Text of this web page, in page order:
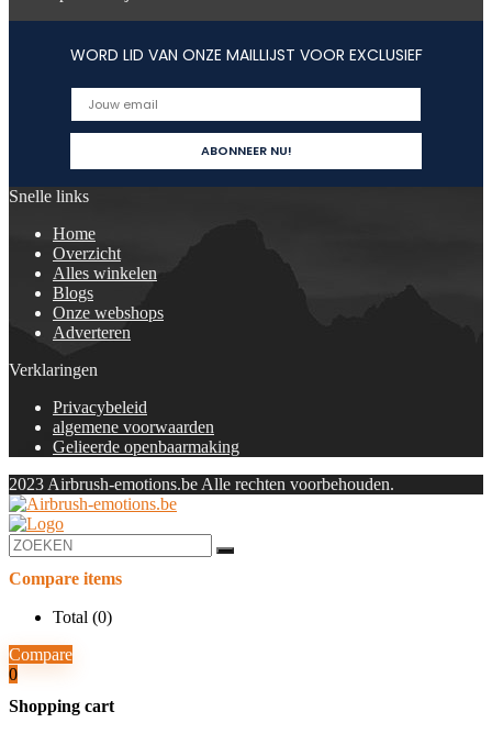
WORD LID VAN ONZE MAILLIJST VOOR EXCLUSIEF
Snelle links
Home
Overzicht
Alles winkelen
Blogs
Onze webshops
Adverteren
Verklaringen
Privacybeleid
algemene voorwaarden
Gelieerde openbaarmaking
2023 Airbrush-emotions.be Alle rechten voorbehouden.
Compare items
Total (0)
Compare
0
Shopping cart